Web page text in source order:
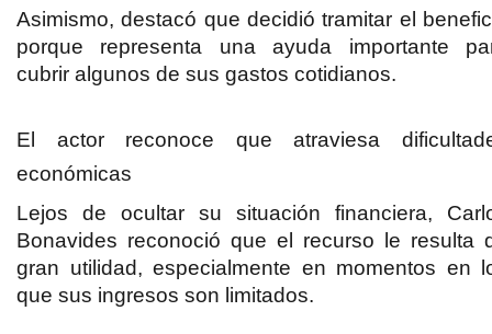
Asimismo, destacó que decidió tramitar el
porque representa una ayuda importante
cubrir algunos de sus gastos cotidianos.
El actor reconoce que atraviesa
económicas
Lejos de ocultar su situación financiera,
Bonavides reconoció que el recurso le resulta
gran utilidad, especialmente en momentos en
que sus ingresos son limitados.